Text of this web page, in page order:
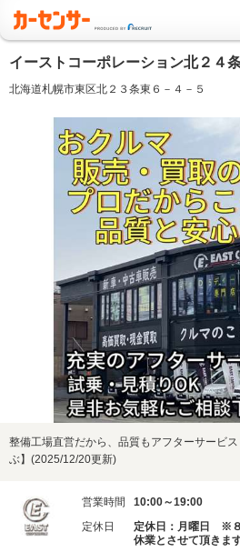
イーストコーポレーション北２４
北海道札幌市東区北２３条東６－４－５
整備工場直営だから、品質もアフターサービ
ぶ】(2025/12/20更新)
営業時間
10:00～19:00
定休日
定休日：月曜日 ※８
休業とさせて頂きます